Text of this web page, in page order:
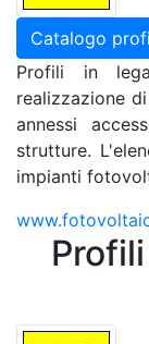
Catalogo
Profili in
realizzazione
annessi
strutture.
impianti